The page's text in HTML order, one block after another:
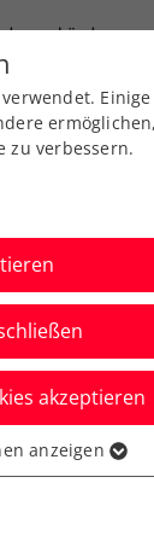
Über uns
zu verbessern.
akzeptieren
dass die
anzeigen